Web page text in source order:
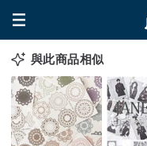
與此商品相似